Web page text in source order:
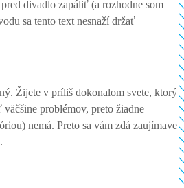
divadlo zapáliť (a rozhodne som
sa tento text nesnaží držať
Žijete v príliš dokonalom svete, ktorý
problémov, preto žiadne
nemá. Preto sa vám zdá zaujímave